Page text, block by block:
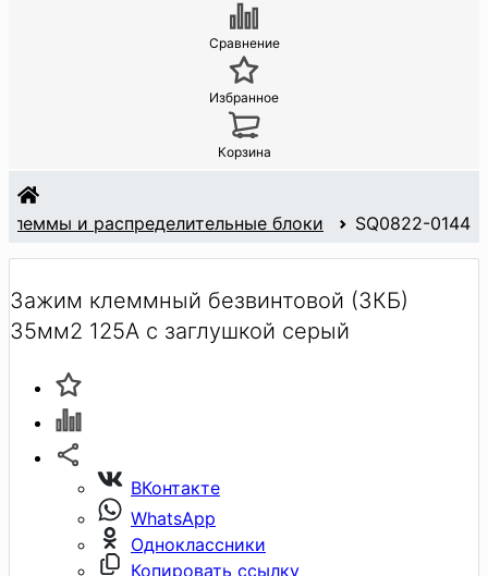
Сравнение
Избранное
Корзина
Клеммы и распределительные блоки SQ0822-0144
Зажим клеммный безвинтовой (ЗКБ)
35мм2 125А с заглушкой серый
ВКонтакте
WhatsApp
Одноклассники
Копировать ссылку